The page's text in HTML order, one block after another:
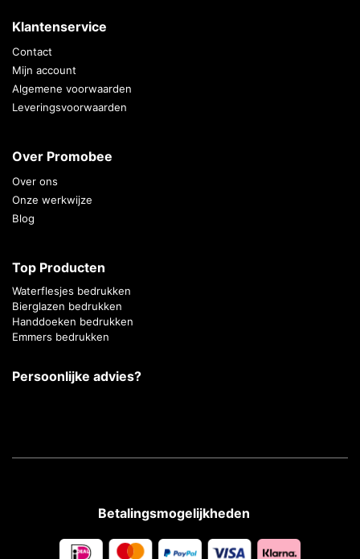
Klantenservice
Contact
Mijn account
Algemene voorwaarden
Leveringsvoorwaarden
Over Promobee
Over ons
Onze werkwijze
Blog
Top Producten
Waterflesjes bedrukken
Bierglazen bedrukken
Handdoeken bedrukken
Emmers bedrukken
Persoonlijke advies?
Betalingsmogelijkheden